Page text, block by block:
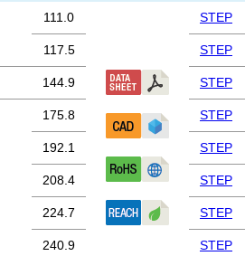
111.0 STEP
117.5 STEP
144.9 STEP
175.8 STEP
192.1 STEP
208.4 STEP
224.7 STEP
240.9 STEP